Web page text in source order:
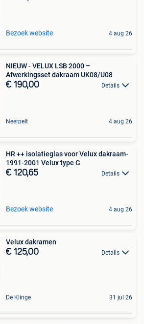
Bezoek website 4 aug 26
NIEUW - VELUX LSB 2000 –
Afwerkingsset dakraam UK08/U08
€ 190,00 Details
Neerpelt 4 aug 26
HR ++ isolatieglas voor Velux dakraam-
1991-2001 Velux type G
€ 120,65 Details
Bezoek website 4 aug 26
Velux dakramen
€ 125,00 Details
De Klinge 31 jul 26